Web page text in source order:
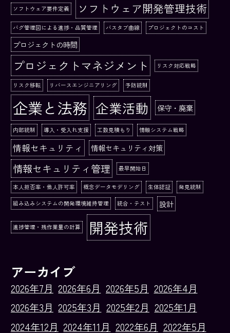
ソフトウェア要件定義 ソフトウェア開発管理技術
バグ管理図による進捗・品質管理 バスタブ曲線 プロジェクトのコスト
プロジェクトの時間
プロジェクトマネジメント リスク対応戦略
リスク移転 リバースエンジニアリング 予防統制
企業と法務 企業活動 保守・廃棄
内部統制 導入・受入れ支援 工数見積もり 情報システム戦略
情報セキュリティ 情報セキュリティ対策
情報セキュリティ管理 最早開始日
本人拒否率・他人許可率 概念データモデリング 生体認証 発見統制
組み込みシステムの開発環境維持管理 統合・テスト 設計
進捗管理・残作業量の計算 開発技術
アーカイブ
2026年7月 2026年6月 2026年5月 2026年4月
2026年3月 2025年3月 2025年2月 2025年1月
2024年12月 2024年11月 2022年6月 2022年5月